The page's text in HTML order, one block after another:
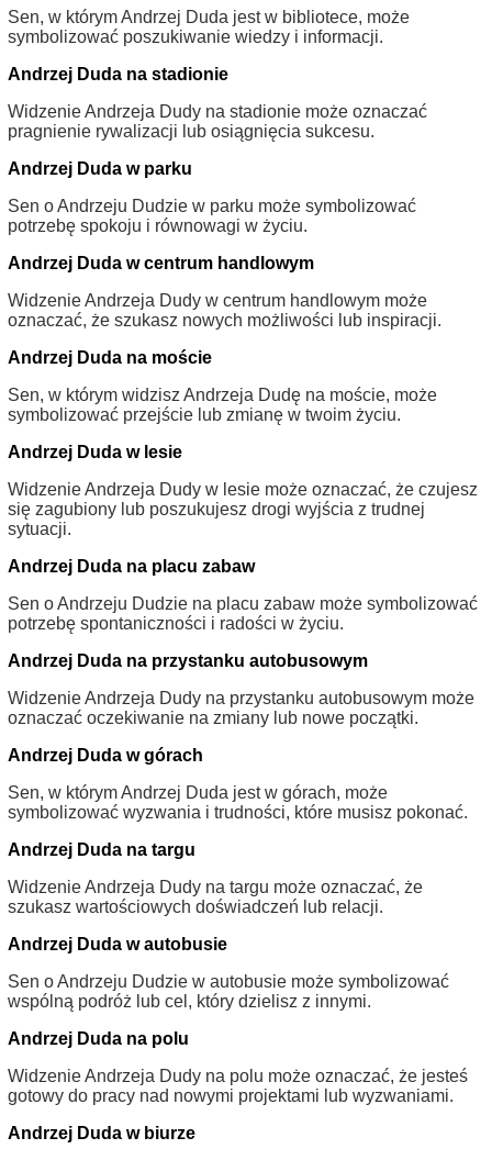
Sen, w którym Andrzej Duda jest w bibliotece, może
symbolizować poszukiwanie wiedzy i informacji.
Andrzej Duda na stadionie
Widzenie Andrzeja Dudy na stadionie może oznaczać
pragnienie rywalizacji lub osiągnięcia sukcesu.
Andrzej Duda w parku
Sen o Andrzeju Dudzie w parku może symbolizować
potrzebę spokoju i równowagi w życiu.
Andrzej Duda w centrum handlowym
Widzenie Andrzeja Dudy w centrum handlowym może
oznaczać, że szukasz nowych możliwości lub inspiracji.
Andrzej Duda na moście
Sen, w którym widzisz Andrzeja Dudę na moście, może
symbolizować przejście lub zmianę w twoim życiu.
Andrzej Duda w lesie
Widzenie Andrzeja Dudy w lesie może oznaczać, że czujesz
się zagubiony lub poszukujesz drogi wyjścia z trudnej
sytuacji.
Andrzej Duda na placu zabaw
Sen o Andrzeju Dudzie na placu zabaw może symbolizować
potrzebę spontaniczności i radości w życiu.
Andrzej Duda na przystanku autobusowym
Widzenie Andrzeja Dudy na przystanku autobusowym może
oznaczać oczekiwanie na zmiany lub nowe początki.
Andrzej Duda w górach
Sen, w którym Andrzej Duda jest w górach, może
symbolizować wyzwania i trudności, które musisz pokonać.
Andrzej Duda na targu
Widzenie Andrzeja Dudy na targu może oznaczać, że
szukasz wartościowych doświadczeń lub relacji.
Andrzej Duda w autobusie
Sen o Andrzeju Dudzie w autobusie może symbolizować
wspólną podróż lub cel, który dzielisz z innymi.
Andrzej Duda na polu
Widzenie Andrzeja Dudy na polu może oznaczać, że jesteś
gotowy do pracy nad nowymi projektami lub wyzwaniami.
Andrzej Duda w biurze